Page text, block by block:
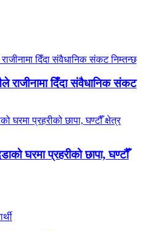
राजीनामा दिँदा संवैधानिक संकट
घरमा प्रहरीको छापा, घण्टौँ